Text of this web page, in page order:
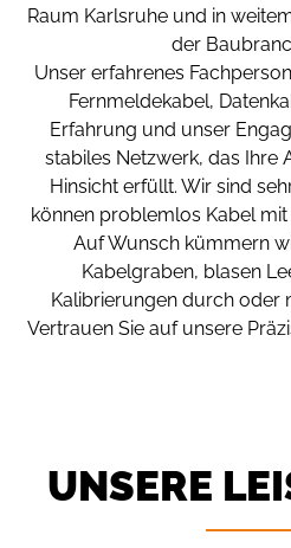
Raum Karlsruhe und in
der
Unser erfahrenes
Fernmeldekabel,
Erfahrung und unser
stabiles Netzwerk, das Ihre
Hinsicht erfüllt. Wir sind
können problemlos Kabel
Auf Wunsch kümmern
Kabelgraben, blasen
Kalibrierungen durch oder
Vertrauen Sie auf unsere
UNSERE